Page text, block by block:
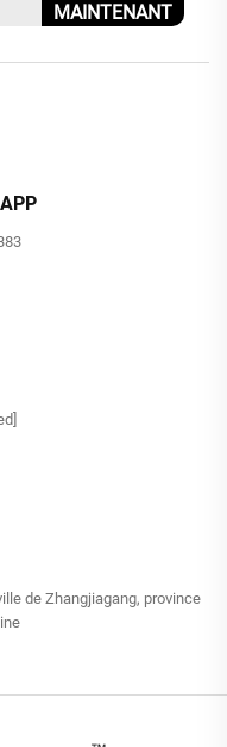
MAINTENANT
de Zhangjiagang, province